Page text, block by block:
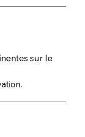
sur le